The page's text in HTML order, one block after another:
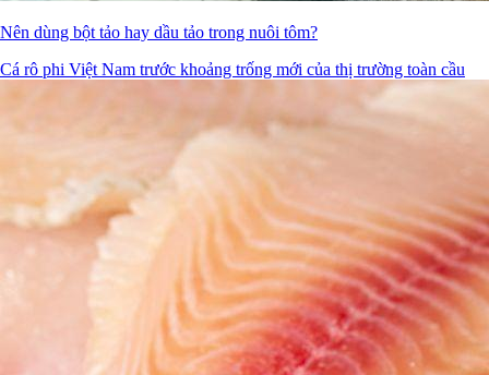
Nên dùng bột tảo hay dầu tảo trong nuôi tôm?
Cá rô phi Việt Nam trước khoảng trống mới của thị trường toàn cầu